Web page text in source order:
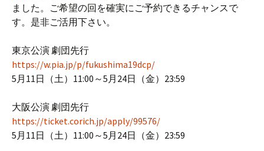
ました。ご希望の回を確実にご予約できるチャンスで
す。是非ご活用下さい。
東京公演 劇団先行
https://w.pia.jp/p/fukushima19dcp/
5月11日（土）11:00～5月24日（金）23:59
大阪公演 劇団先行
https://ticket.corich.jp/apply/99576/
5月11日（土）11:00～5月24日（金）23:59